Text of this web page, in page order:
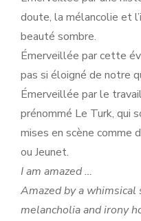
doute, la mélancolie et
beauté sombre.
Émerveillée par cette
pas si éloigné de notre
Émerveillée par le
prénommé Le Turk, qui
mises en scène comme
ou Jeunet.
I am amazed …
Amazed by a
melancholia and irony